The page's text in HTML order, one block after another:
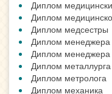
Диплом
Диплом
Диплом медсестры
Диплом менеджера
Диплом менеджера
Диплом металлурга
Диплом метролога
Диплом механика